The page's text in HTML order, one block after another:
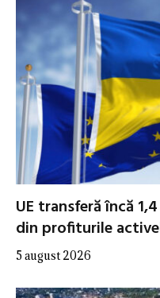
UE transferă încă
din profiturile
5 august 2026